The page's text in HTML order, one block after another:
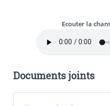
Ecouter la
Documents joints